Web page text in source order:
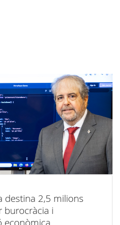
destina 2,5 milions
burocràcia i